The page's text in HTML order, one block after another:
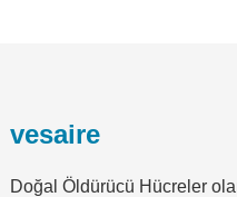
vesaire
Doğal Öldürücü Hücreler